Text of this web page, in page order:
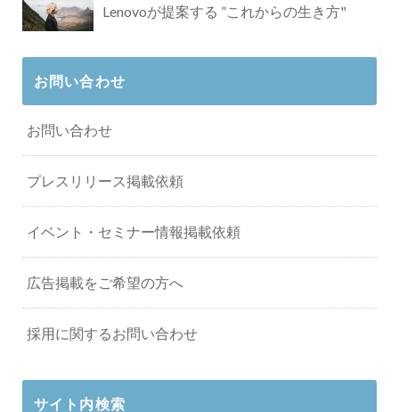
Lenovoが提案する ”これからの生き方"
お問い合わせ
お問い合わせ
プレスリリース掲載依頼
イベント・セミナー情報掲載依頼
広告掲載をご希望の方へ
採用に関するお問い合わせ
サイト内検索